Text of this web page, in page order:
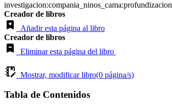
investigacion:compania_ninos_cama:profundizacion
Creador de libros
Añadir esta página al libro
Creador de libros
Eliminar esta página del libro
Mostrar, modificar libro(0 página/s)
Tabla de Contenidos